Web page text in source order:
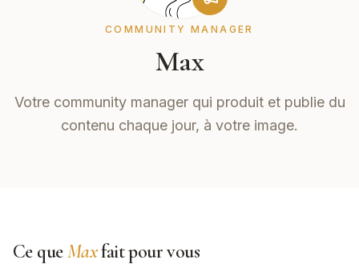
COMMUNITY MANAGER
Max
Votre community manager qui produit et publie du
contenu chaque jour, à votre image.
Ce queMaxfait pour vous